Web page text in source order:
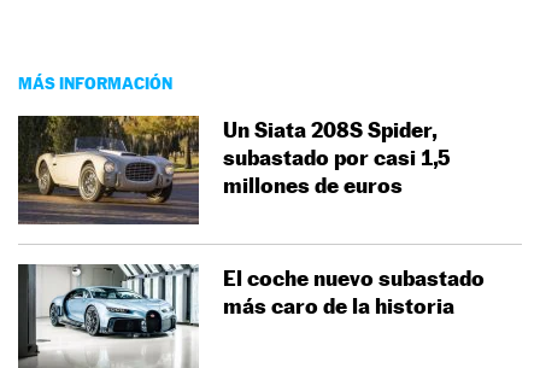
MÁS INFORMACIÓN
Un Siata 208S Spider,
subastado por casi 1,5
millones de euros
El coche nuevo subastado
más caro de la historia